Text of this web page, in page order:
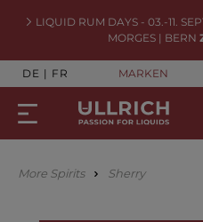
LIQUID RUM DAYS - 03.-11.
MORGES | BERN
DE FR MARKEN
More Spirits Sherry